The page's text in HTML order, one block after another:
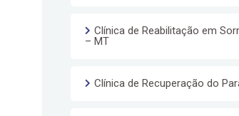
Clínica de Reabilitação em
– MT
Clínica de Recuperação do